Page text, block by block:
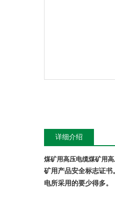
详细介绍
煤矿用高压电缆煤矿用
矿用产品安全标志证书
电所采用的要少得多。